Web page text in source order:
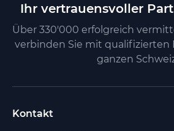
Ihr vertrauensvoller
Über 330'000 erfolgreich
verbinden Sie mit qualifizierten
ganzen
Kontakt